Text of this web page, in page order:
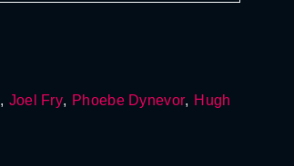
, Joel Fry, Phoebe Dynevor, Hugh